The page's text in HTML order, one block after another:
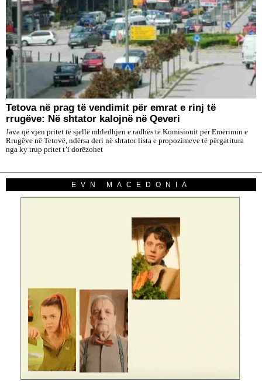
Tetova në prag të vendimit për emrat e rinj të
rrugëve: Në shtator kalojnë në Qeveri
Java që vjen pritet të sjellë mbledhjen e radhës të Komisionit për Emërimin e
Rrugëve në Tetovë, ndërsa deri në shtator lista e propozimeve të përgatitura
nga ky trup pritet t’i dorëzohet
EVN MACEDONIA